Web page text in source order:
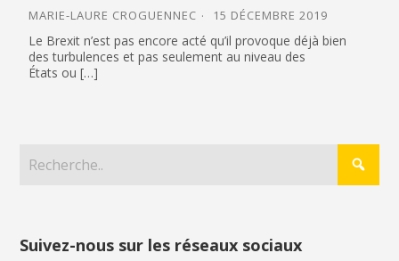
MARIE-LAURE CROGUENNEC 15 DÉCEMBRE 2019
Le Brexit n’est pas encore acté qu’il provoque déjà bien
des turbulences et pas seulement au niveau des
États ou […]
Suivez-nous sur les réseaux sociaux